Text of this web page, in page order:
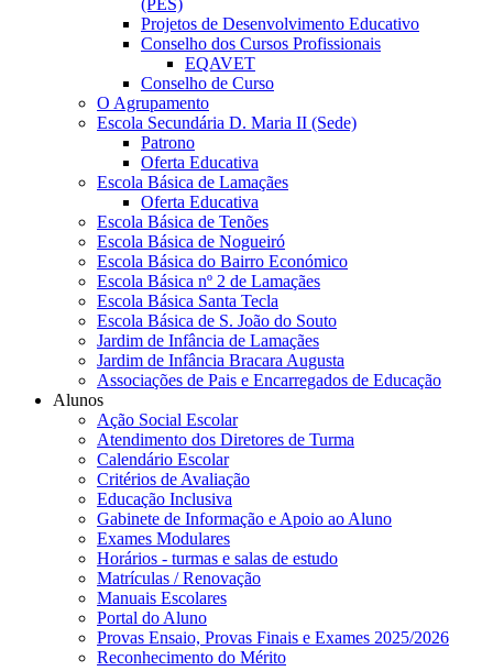
(PES)
Projetos de Desenvolvimento Educativo
Conselho dos Cursos Profissionais
EQAVET
Conselho de Curso
O Agrupamento
Escola Secundária D. Maria II (Sede)
Patrono
Oferta Educativa
Escola Básica de Lamaçães
Oferta Educativa
Escola Básica de Tenões
Escola Básica de Nogueiró
Escola Básica do Bairro Económico
Escola Básica nº 2 de Lamaçães
Escola Básica Santa Tecla
Escola Básica de S. João do Souto
Jardim de Infância de Lamaçães
Jardim de Infância Bracara Augusta
Associações de Pais e Encarregados de Educação
Alunos
Ação Social Escolar
Atendimento dos Diretores de Turma
Calendário Escolar
Critérios de Avaliação
Educação Inclusiva
Gabinete de Informação e Apoio ao Aluno
Exames Modulares
Horários - turmas e salas de estudo
Matrículas / Renovação
Manuais Escolares
Portal do Aluno
Provas Ensaio, Provas Finais e Exames 2025/2026
Reconhecimento do Mérito